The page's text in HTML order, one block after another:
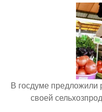
В госдуме предложили
своей